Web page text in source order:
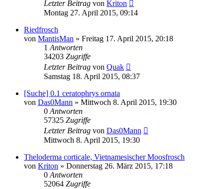
Letzter Beitrag von Kriton
Montag 27. April 2015, 09:14
Riedfrosch
von MantisMan » Freitag 17. April 2015, 20:18
1 Antworten
34203 Zugriffe
Letzter Beitrag von Quak
Samstag 18. April 2015, 08:37
[Suche] 0.1 ceratophrys ornata
von Das0Mann » Mittwoch 8. April 2015, 19:30
0 Antworten
57325 Zugriffe
Letzter Beitrag von Das0Mann
Mittwoch 8. April 2015, 19:30
Theloderma corticale, Vietnamesischer Moosfrosch
von Kriton » Donnerstag 26. März 2015, 17:18
0 Antworten
52064 Zugriffe